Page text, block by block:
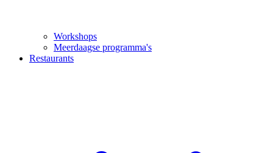
Workshops
Meerdaagse programma's
Restaurants